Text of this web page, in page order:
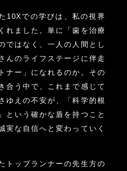
10Xでの学びは、私の視界
れました。単に「歯を治療
ではなく、一人の人間とし
んのライフステージに伴走
ナー」になれるのか。その
合う中で、これまで感じて
ゆえの不安が、「科学的根
という確かな盾を持つこと
実な自信へと変わっていく
トップランナーの先生方の